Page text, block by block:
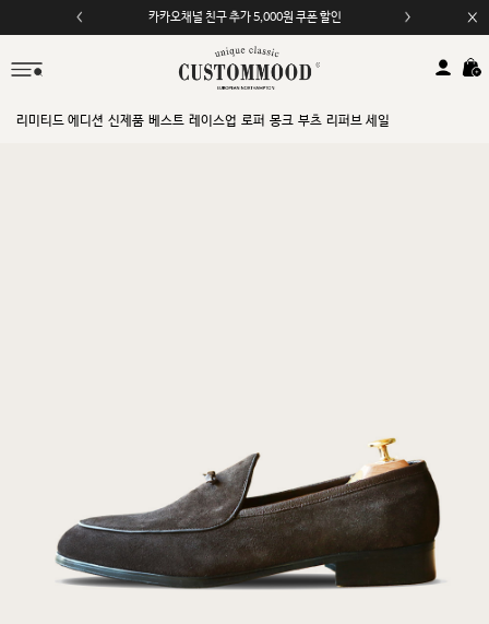
카카오채널 친구 추가 5,000원 쿠폰 할인
모바일 앱 자동 2,000원 할인
리미티드 에디션 신제품 베스트 레이스업 로퍼 몽크 부츠 리퍼브 세일